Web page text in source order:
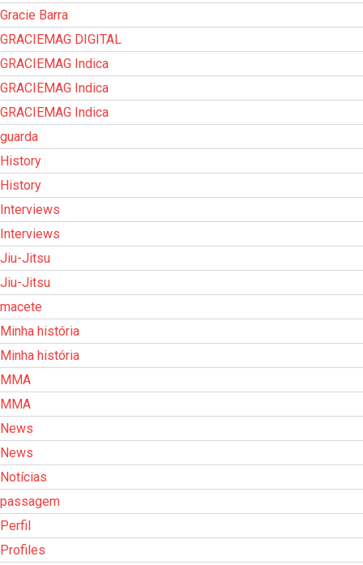
Gracie Barra
GRACIEMAG DIGITAL
GRACIEMAG Indica
GRACIEMAG Indica
GRACIEMAG Indica
guarda
History
History
Interviews
Interviews
Jiu-Jitsu
Jiu-Jitsu
macete
Minha história
Minha história
MMA
MMA
News
News
Notícias
passagem
Perfil
Profiles